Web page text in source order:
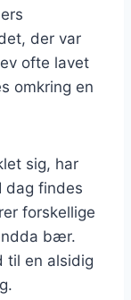
der var
ofte lavet
omkring en
sig, har
dag findes
forskellige
bær.
til en alsidig